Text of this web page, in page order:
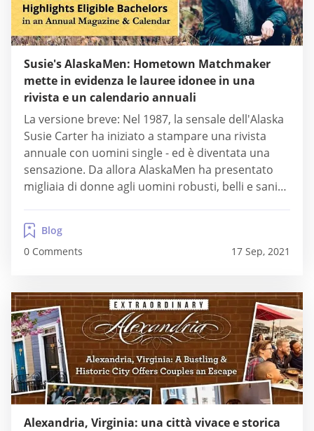
Susie's AlaskaMen: Hometown Matchmaker
mette in evidenza le lauree idonee in una
rivista e un calendario annuali
La versione breve: Nel 1987, la sensale dell'Alaska
Susie Carter ha iniziato a stampare una rivista
annuale con uomini single - ed è diventata una
sensazione. Da allora AlaskaMen ha presentato
migliaia di donne agli uomini robusti, belli e sani
un luogo freddo e solitario, ma l'impegno
affettuoso di una donna ha sciolto...
Blog
0 Comments
17 Sep, 2021
Alexandria, Virginia: una città vivace e storica